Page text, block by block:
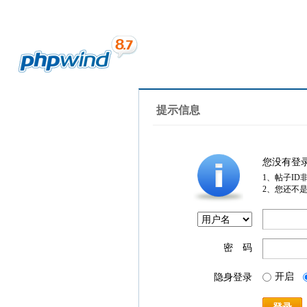
提示信息
您没有登
1、帖子ID
2、您还不
密 码
隐身登录 开启